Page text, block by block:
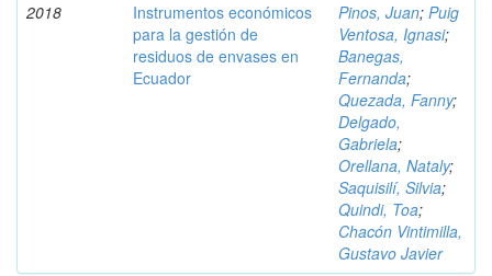
2018
Instrumentos económicos
para la gestión de
residuos de envases en
Ecuador
Pinos, Juan; Puig
Ventosa, Ignasi;
Banegas,
Fernanda;
Quezada, Fanny;
Delgado,
Gabriela;
Orellana, Nataly;
Saquisilí, Silvia;
Quindi, Toa;
Chacón Vintimilla,
Gustavo Javier